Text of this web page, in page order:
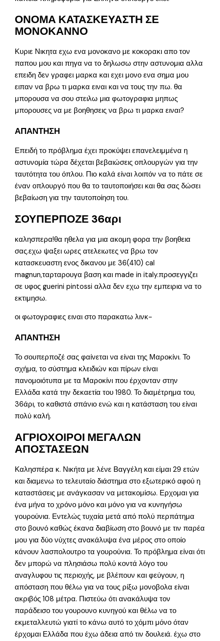
ΟΝΟΜΑ ΚΑΤΑΣΚΕΥΑΣΤΗ ΣΕ
ΜΟΝΟΚΑΝΝΟ
Κυριε Νικητα εχω ενα μονοκανο με κοκορακι απο τον
παπου μου και πηγα να το δηλωσω στην αστυνομια αλλα
επειδη δεν γραφει μαρκα και εχει μονο ενα σημα μου
ειπαν να βρω τι μαρκα ειναι και να τους την πω. θα
μπορουσα να σου στειλω μια φωτογραφια μηπως
μπορουσες να με βοηθησεις να βρω τι μαρκα ειναι?
ΑΠΑΝΤΗΣΗ
Επειδή το πρόβλημα έχει προκύψει επανελειμμένα η
αστυνομία τώρα δέχεται βεβαιώσεις οπλουργών για την
ταυτότητα του όπλου. Πιο καλά είναι λοιπόν να το πάτε σε
έναν οπλουργό που θα το ταυτοποιήσει και θα σας δώσει
βεβαίωση για την ταυτοποίηση του.
ΣΟΥΠΕΡΠΟΖΕ 36αρι
καλησπερα!θα ηθελα για μια ακομη φορα την βοηθεια
σας.εχω ψαξει ωρες ατελειωτες να βρω τον
κατασκευαστη ενος δικανου με 36(410) cal
magnun,ταρταρουγα βαση και made in italy.προσεγγιζει
σε υφος guerini pintossi αλλα δεν εχω την εμπειρια να το
εκτιμησω.
οι φωτογραφιες ειναι στο παρακατω λινκ-
ΑΠΑΝΤΗΣΗ
Το σουπερποζέ σας φαίνεται να είναι της Μαροκίνι. Το
σχήμα, το σύστημα κλειδιών και πίρων είναι
πανομοιότυπα με τα Μαροκίνι που έρχονταν στην
Ελλάδα κατά την δεκαετία του 1980. Το διαμέτρημα του,
36άρι, το καθιστά σπάνιο ενώ και η κατάσταση του είναι
πολύ καλή.
ΑΓΡΙΟΧΟΙΡΟΙ ΜΕΓΑΛΩΝ
ΑΠΟΣΤΑΣΕΩΝ
Καλησπέρα κ. Νικήτα με λένε Βαγγέλη και είμαι 29 ετών
και διαμενω το τελευταίο διάστημα στο εξωτερικό αφού η
καταστάσεις με ανάγκασαν να μετακομίσω. Ερχομαι για
ένα μήνα το χρόνο μόνο και μόνο για να κυνηγήσω
γουρούνια. Εντελώς τυχαία μετά από πολύ περπάτημα
στο βουνό καθώς έκανα διαβίωση στο βουνό με τιν παρέα
μου για δύο νύχτες ανακάλυψα ένα μέρος στο οποίο
κάνουν λασπολουτρο τα γουρούνια. Το πρόβλημα είναι ότι
δεν μπορώ να πλησιάσω πολύ κοντά λόγο του
αναγλυφου τις περιοχής, με βλέπουν και φεύγουν, η
απόσταση που θέλω για να τους ρίξω μονοβολα είναι
ακριβός 108 μέτρα. Πιστεύω ότι ανακάλυψα τον
παράδεισο του γουρουνο κυνηγού και θέλω να το
εκμεταλλευτώ γιατί το κάνω αυτό το χόμπι μόνο όταν
έρχομαι Ελλάδα που έχω άδεια από τιν δουλειά. έχω στο